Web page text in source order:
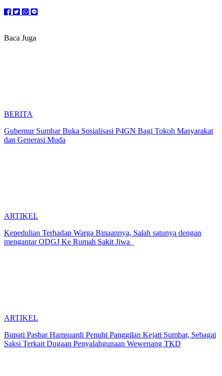
Baca Juga
BERITA
Gubernur Sumbar Buka Sosialisasi P4GN Bagi Tokoh Masyarakat
dan Generasi Muda
ARTIKEL
Kepedulian Terhadap Warga Binaannya, Salah satunya dengan
mengantar ODGJ Ke Rumah Sakit Jiwa
ARTIKEL
Bupati Pasbar Hamsuardi Penuhi Panggilan Kejati Sumbar, Sebagai
Saksi Terkait Dugaan Penyalahgunaan Wewenang TKD